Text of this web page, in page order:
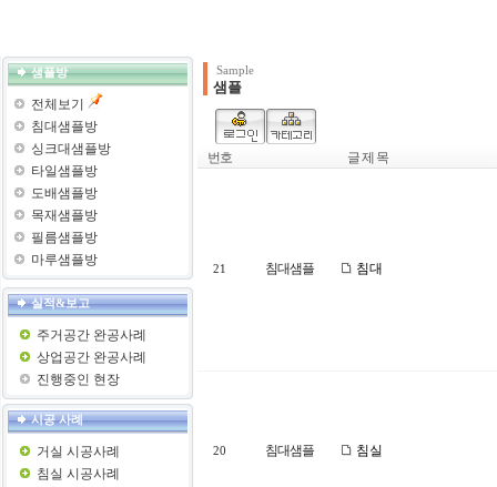
샘플방
전체보기
침대샘플방
싱크대샘플방
타일샘플방
도배샘플방
목재샘플방
필름샘플방
마루샘플방
실적&보고
주거공간 완공사례
상업공간 완공사례
진행중인 현장
시공 사례
거실 시공사례
침실 시공사례
Sample
샘플
번호 글 제 목
21 침대샘플 침대
20 침대샘플 침실